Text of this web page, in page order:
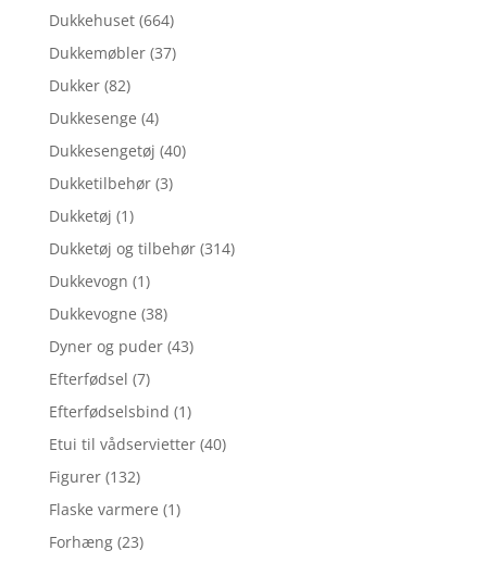
Dukkehuset (664)
Dukkemøbler (37)
Dukker (82)
Dukkesenge (4)
Dukkesengetøj (40)
Dukketilbehør (3)
Dukketøj (1)
Dukketøj og tilbehør (314)
Dukkevogn (1)
Dukkevogne (38)
Dyner og puder (43)
Efterfødsel (7)
Efterfødselsbind (1)
Etui til vådservietter (40)
Figurer (132)
Flaske varmere (1)
Forhæng (23)